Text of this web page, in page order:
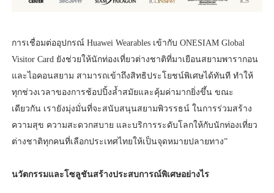
การเชื่อมต่ออุปกรณ์ Huawei Wearables เข้ากับ ONESIAM Global
Visitor Card ยังช่วยให้นักท่องเที่ยวต่างชาติที่มาเยือนสยามพารากอน
และไอคอนสยาม สามารถเข้าถึงสิทธิประโยชน์พิเศษได้ทันที ทำให้
ทุกช่วงเวลาของการช้อปปิ้งล้ำสมัยและคุ้มค่ามากยิ่งขึ้น ขณะ
เดียวกัน เรายังมุ่งมั่นที่จะสนับสนุนสยามพิวรรธน์ ในการร่วมสร้าง
ความสุข ความสะดวกสบาย และบริการระดับโลกให้กับนักท่องเที่ยว
ต่างชาติทุกคนที่เลือกประเทศไทยให้เป็นจุดหมายปลายทาง”
นวัตกรรมและโซลูชันสร้างประสบการณ์พิเศษอย่างไร